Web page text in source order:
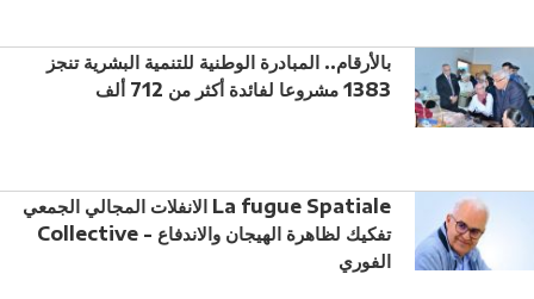
بالأرقام.. المبادرة الوطنية للتنمية البشرية تنجز
1383 مشروعا لفائدة أكثر من 712 ألف
الانفلات المجالي الجمعي La fugue Spatiale
Collective - تفكيك لظاهرة الهيجان والاندفاع
الفوري